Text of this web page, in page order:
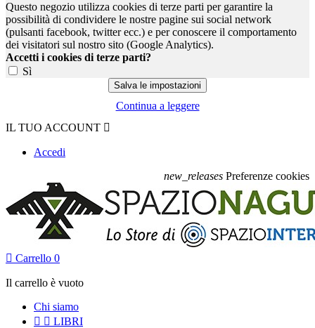
Questo negozio utilizza cookies di terze parti per garantire la
possibilità di condividere le nostre pagine sui social network
(pulsanti facebook, twitter ecc.) e per conoscere il comportamento
dei visitatori sul nostro sito (Google Analytics).
Accetti i cookies di terze parti?
Sì
Continua a leggere
IL TUO ACCOUNT 
Accedi
new_releases Preferenze cookies
 Carrello 0
Il carrello è vuoto
Chi siamo
  LIBRI